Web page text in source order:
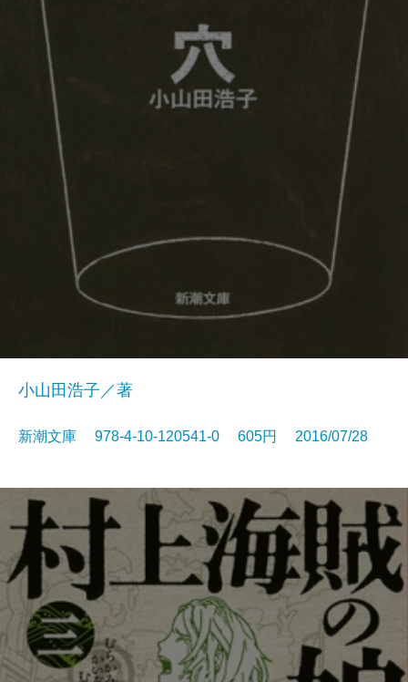
小山田浩子／著
新潮文庫 978-4-10-120541-0 605円 2016/07/28